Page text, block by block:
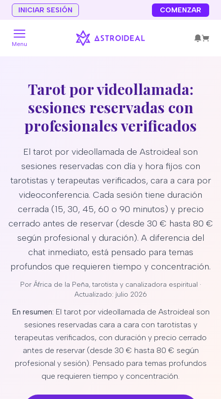
INICIAR SESIÓN COMENZAR
Menu
Tarot por videollamada:
sesiones reservadas con
profesionales verificados
El tarot por videollamada de Astroideal son
sesiones reservadas con día y hora fijos con
tarotistas y terapeutas verificados, cara a cara por
videoconferencia. Cada sesión tiene duración
cerrada (15, 30, 45, 60 o 90 minutos) y precio
cerrado antes de reservar (desde 30 € hasta 80 €
según profesional y duración). A diferencia del
chat inmediato, está pensado para temas
profundos que requieren tiempo y concentración.
Por África de la Peña, tarotista y canalizadora espiritual ·
Actualizado: julio 2026
En resumen: El tarot por videollamada de Astroideal son
sesiones reservadas cara a cara con tarotistas y
terapeutas verificados, con duración y precio cerrado
antes de reservar (desde 30 € hasta 80 € según
profesional y sesión). Pensado para temas profundos
que requieren tiempo y concentración.